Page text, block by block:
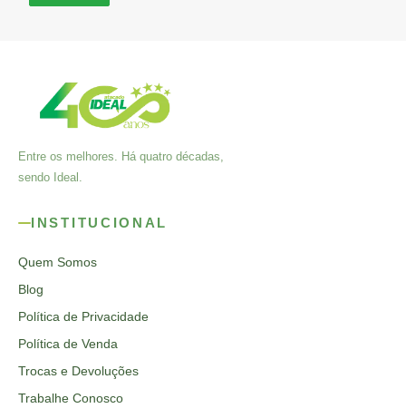
Entre os melhores. Há quatro décadas,
sendo Ideal.
INSTITUCIONAL
Quem Somos
Blog
Política de Privacidade
Política de Venda
Trocas e Devoluções
Trabalhe Conosco